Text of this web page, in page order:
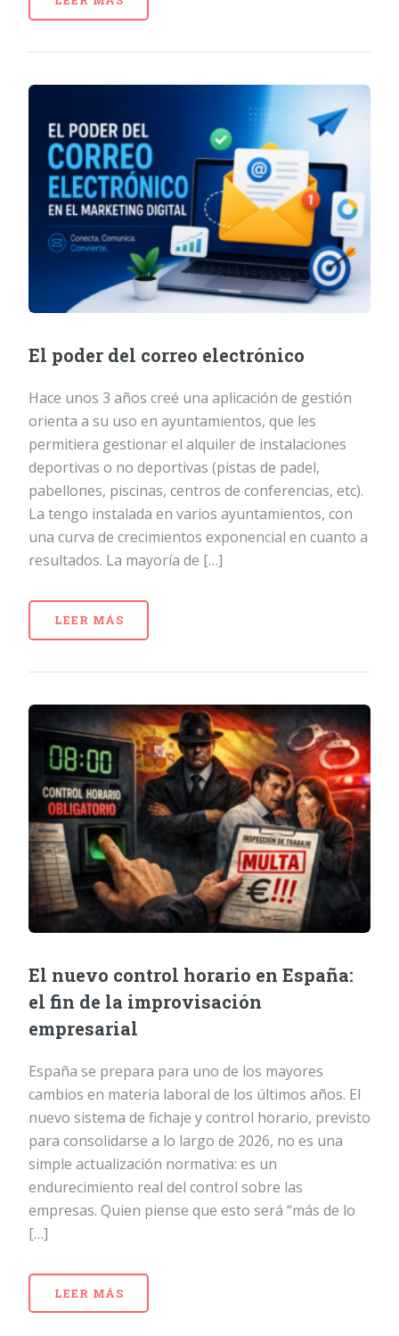
El poder del correo electrónico
Hace unos 3 años creé una aplicación de gestión
orienta a su uso en ayuntamientos, que les
permitiera gestionar el alquiler de instalaciones
deportivas o no deportivas (pistas de padel,
pabellones, piscinas, centros de conferencias, etc).
La tengo instalada en varios ayuntamientos, con
una curva de crecimientos exponencial en cuanto a
resultados. La mayoría de […]
LEER MÁS
El nuevo control horario en España:
el fin de la improvisación
empresarial
España se prepara para uno de los mayores
cambios en materia laboral de los últimos años. El
nuevo sistema de fichaje y control horario, previsto
para consolidarse a lo largo de 2026, no es una
simple actualización normativa: es un
endurecimiento real del control sobre las
empresas. Quien piense que esto será “más de lo
[…]
LEER MÁS